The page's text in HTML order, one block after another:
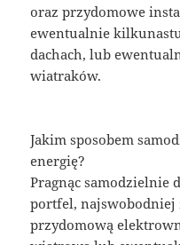
oraz przydomowe
ewentualnie
dachach, lub
wiatraków.
Jakim sposobem
energię?
Pragnąc samodzielnie
portfel, najswobodniej
przydomową